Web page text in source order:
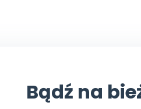
Bądź na